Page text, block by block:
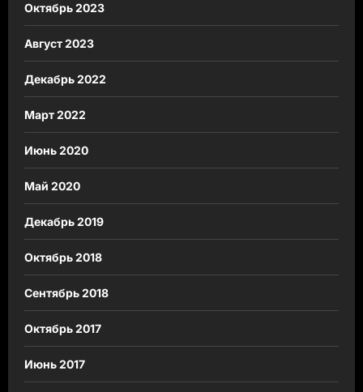
Октябрь 2023
Август 2023
Декабрь 2022
Март 2022
Июнь 2020
Май 2020
Декабрь 2019
Октябрь 2018
Сентябрь 2018
Октябрь 2017
Июнь 2017